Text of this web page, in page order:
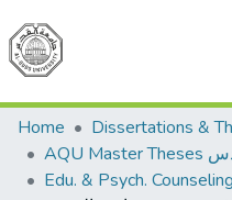
All of
Home